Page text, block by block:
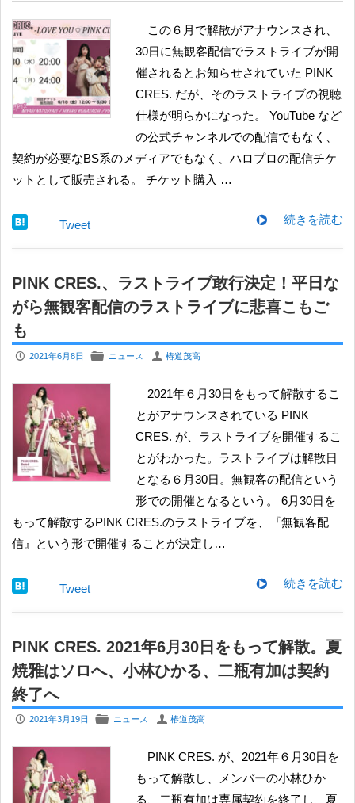
この６月で解散がアナウンスされ、
30日に無観客配信でラストライブが開
催されるとお知らせされていた PINK
CRES. だが、そのラストライブの視聴
仕様が明らかになった。 YouTube など
の公式チャンネルでの配信でもなく、
契約が必要なBS系のメディアでもなく、ハロプロの配信チケ
ットとして販売される。 チケット購入 …
続きを読む
Tweet
PINK CRES.、ラストライブ敢行決定！平日な
がら無観客配信のラストライブに悲喜こもご
も
P 2021年6月8日 F ニュース U 椿道茂高
2021年６月30日をもって解散するこ
とがアナウンスされている PINK
CRES. が、ラストライブを開催するこ
とがわかった。ラストライブは解散日
となる６月30日。無観客の配信という
形での開催となるという。 ​6月30日を
もって解散するPINK CRES.のラストライブを、『無観客配
信』という形で開催することが決定し…
続きを読む
Tweet
PINK CRES. 2021年6月30日をもって解散。夏
焼雅はソロへ、小林ひかる、二瓶有加は契約
終了へ
P 2021年3月19日 F ニュース U 椿道茂高
PINK CRES. が、2021年６月30日を
もって解散し、メンバーの小林ひか
る、二瓶有加は専属契約を終了し、夏